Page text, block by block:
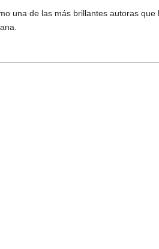
una de las más brillantes autoras que